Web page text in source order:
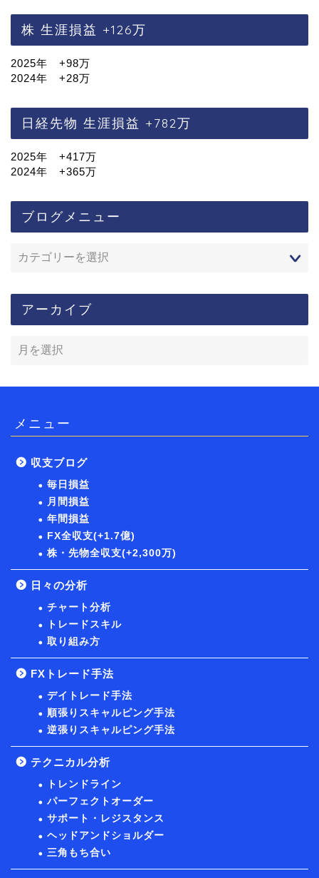
株 生涯損益 +126万
2025年 +98万
2024年 +28万
日経先物 生涯損益 +782万
2025年 +417万
2024年 +365万
ブログメニュー
アーカイブ
メニュー
収支ブログ
毎日損益
月間損益
年間損益
FX全収支(+1.7億)
株・先物全収支(+2,300万)
日々の分析
チャート分析
トレードスキル
取り組み方
FXトレード手法
デイトレード手法
順張りスキャルピング手法
逆張りスキャルピング手法
テクニカル分析
トレンドライン
パーフェクトオーダー
サポート・レジスタンス
ヘッドアンドショルダー
三角もち合い